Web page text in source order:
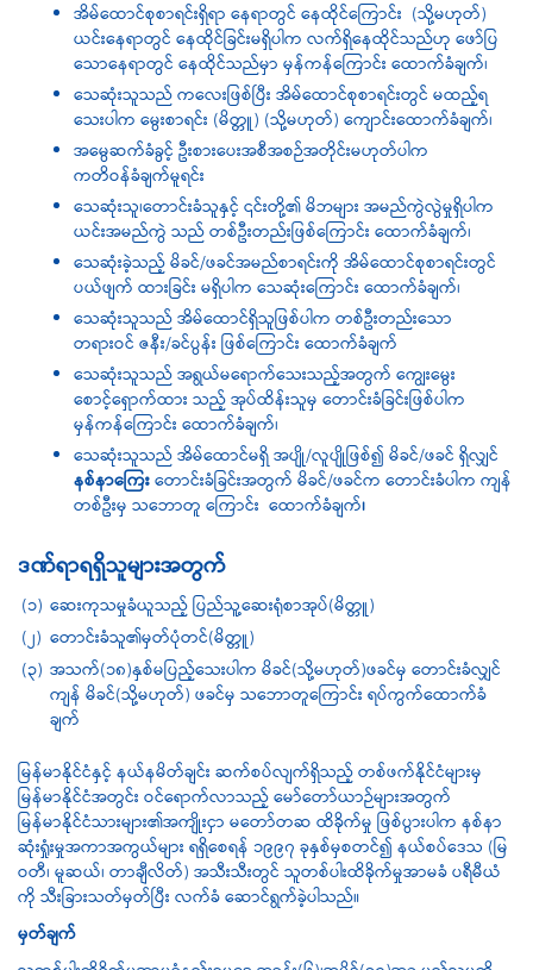
အိမ်ထောင်စုစာရင်းရှိရာ နေရာတွင် နေထိုင်ကြောင်း (သို့မဟုတ်)
ယင်းနေရာတွင် နေထိုင်ခြင်းမရှိပါက လက်ရှိနေထိုင်သည်ဟု ဖော်ပြ
သောနေရာတွင် နေထိုင်သည်မှာ မှန်ကန်ကြောင်း ထောက်ခံချက်၊
သေဆုံးသူသည် ကလေးဖြစ်ပြီး အိမ်ထောင်စုစာရင်းတွင် မထည့်ရ
သေးပါက မွေးစာရင်း (မိတ္တူ) (သို့မဟုတ်) ကျောင်းထောက်ခံချက်၊
အမွေဆက်ခံခွင့် ဦးစားပေးအစီအစဉ်အတိုင်းမဟုတ်ပါက
ကတိဝန်ခံချက်မူရင်း
သေဆုံးသူ၊တောင်းခံသူနှင့် ၎င်းတို့၏ မိဘများ အမည်ကွဲလွဲမှုရှိပါက
ယင်းအမည်ကွဲ သည် တစ်ဦးတည်းဖြစ်ကြောင်း ထောက်ခံချက်၊
သေဆုံးခဲ့သည့် မိခင်/ဖခင်အမည်စာရင်းကို အိမ်ထောင်စုစာရင်းတွင်
ပယ်ဖျက် ထားခြင်း မရှိပါက သေဆုံးကြောင်း ထောက်ခံချက်၊
သေဆုံးသူသည် အိမ်ထောင်ရှိသူဖြစ်ပါက တစ်ဦးတည်းသော
တရားဝင် ဇနီး/ခင်ပွန်း ဖြစ်ကြောင်း ထောက်ခံချက်
သေဆုံးသူသည် အရွယ်မရောက်သေးသည့်အတွက် ကျွေးမွေး
စောင့်ရှောက်ထား သည့် အုပ်ထိန်းသူမှ တောင်းခံခြင်းဖြစ်ပါက
မှန်ကန်ကြောင်း ထောက်ခံချက်၊
သေဆုံးသူသည် အိမ်ထောင်မရှိ အပျို/လူပျိုဖြစ်၍ မိခင်/ဖခင် ရှိလျှင်
နစ်နာကြေးတောင်းခံခြင်းအတွက် မိခင်/ဖခင်က တောင်းခံပါက ကျန်
တစ်ဦးမှ သဘောတူ ကြောင်း ထောက်ခံချက်၊
ဒဏ်ရာရရှိသူများအတွက်
(၁) ဆေးကုသမှုခံယူသည့် ပြည်သူ့ဆေးရုံစာအုပ်(မိတ္တူ)
(၂) တောင်းခံသူ၏မှတ်ပုံတင်(မိတ္တူ)
(၃) အသက်(၁၈)နှစ်မပြည့်သေးပါက မိခင်(သို့မဟုတ်)ဖခင်မှ တောင်းခံလျှင်
ကျန် မိခင်(သို့မဟုတ်) ဖခင်မှ သဘောတူကြောင်း ရပ်ကွက်ထောက်ခံ
ချက်
မြန်မာနိုင်ငံနှင့် နယ်နမိတ်ချင်း ဆက်စပ်လျက်ရှိသည့် တစ်ဖက်နိုင်ငံများမှ
မြန်မာနိုင်ငံအတွင်း ဝင်ရောက်လာသည့် မော်တော်ယာဉ်များအတွက်
မြန်မာနိုင်ငံသားများ၏အကျိုးငှာ မတော်တဆ ထိခိုက်မှု ဖြစ်ပွားပါက နစ်နာ
ဆုံးရှုံးမှုအကာအကွယ်များ ရရှိစေရန် ၁၉၉၇ ခုနှစ်မှစတင်၍ နယ်စပ်ဒေသ (မြ
ဝတီ၊ မူဆယ်၊ တာချီလိတ်) အသီးသီးတွင် သူတစ်ပါးထိခိုက်မှုအာမခံ ပရီမီယံ
ကို သီးခြားသတ်မှတ်ပြီး လက်ခံ ဆောင်ရွက်ခဲ့ပါသည်။
မှတ်ချက်